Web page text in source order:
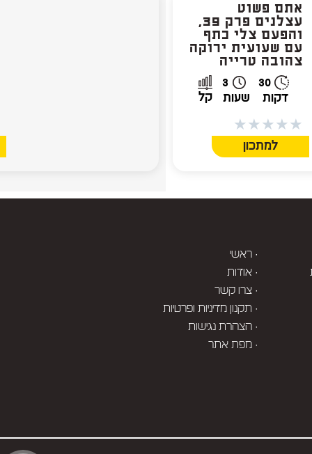
אתם פשוט
עצלנים פרק 39,
והפעם צלי כתף
עם שעועית ירוקה
צהובה טרייה
30
דקות
3
שעות
קל
★
★
★
★
★
למתכון
· ראשי
· אודות
· צרו קשר
· תקנון מדיניות ופרטיות
· הצהרת נגישות
· מפת אתר